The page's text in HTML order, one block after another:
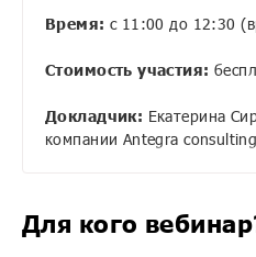
Время: с 11:00 до 12:30
Стоимость участия:
Докладчик: Екатерина
компании Antegra consulting
Для кого